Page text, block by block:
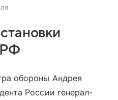
обороны Андрея
России генерал-